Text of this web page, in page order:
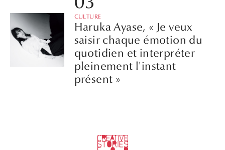
CULTURE
Haruka Ayase, « Je veux
saisir chaque émotion du
quotidien et interpréter
pleinement l'instant
présent »